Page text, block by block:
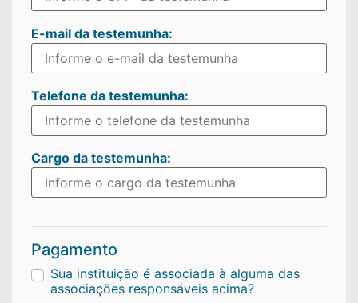
E-mail da testemunha:
Telefone da testemunha:
Cargo da testemunha:
Pagamento
Sua instituição é associada à alguma das
associações responsáveis acima?